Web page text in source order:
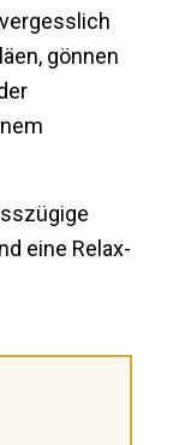
gönnen
eine Relax-